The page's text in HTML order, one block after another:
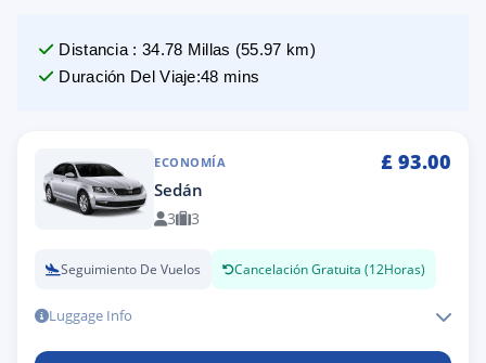
Distancia : 34.78 Millas (55.97 km)
Duración Del Viaje:48 mins
ECONOMÍA £ 93.00
Sedán
3 3
Seguimiento De Vuelos Cancelación Gratuita (12Horas)
Luggage Info